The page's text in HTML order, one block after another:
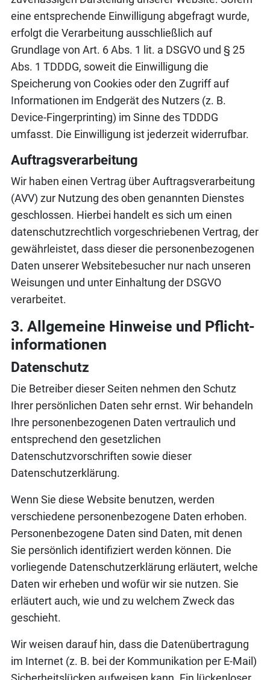
eine entsprechende Einwilligung abgefragt wurde,
erfolgt die Verarbeitung ausschließlich auf
Grundlage von Art. 6 Abs. 1 lit. a DSGVO und § 25
Abs. 1 TDDDG, soweit die Einwilligung die
Speicherung von Cookies oder den Zugriff auf
Informationen im Endgerät des Nutzers (z. B.
Device-Fingerprinting) im Sinne des TDDDG
umfasst. Die Einwilligung ist jederzeit widerrufbar.
Auftragsverarbeitung
Wir haben einen Vertrag über Auftragsverarbeitung
(AVV) zur Nutzung des oben genannten Dienstes
geschlossen. Hierbei handelt es sich um einen
datenschutzrechtlich vorgeschriebenen Vertrag, der
gewährleistet, dass dieser die personenbezogenen
Daten unserer Websitebesucher nur nach unseren
Weisungen und unter Einhaltung der DSGVO
verarbeitet.
3. Allgemeine Hinweise und Pflicht­
informationen
Datenschutz
Die Betreiber dieser Seiten nehmen den Schutz
Ihrer persönlichen Daten sehr ernst. Wir behandeln
Ihre personenbezogenen Daten vertraulich und
entsprechend den gesetzlichen
Datenschutzvorschriften sowie dieser
Datenschutzerklärung.
Wenn Sie diese Website benutzen, werden
verschiedene personenbezogene Daten erhoben.
Personenbezogene Daten sind Daten, mit denen
Sie persönlich identifiziert werden können. Die
vorliegende Datenschutzerklärung erläutert, welche
Daten wir erheben und wofür wir sie nutzen. Sie
erläutert auch, wie und zu welchem Zweck das
geschieht.
Wir weisen darauf hin, dass die Datenübertragung
im Internet (z. B. bei der Kommunikation per E-Mail)